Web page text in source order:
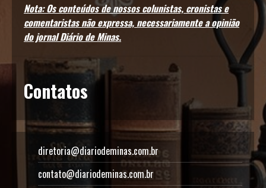
Nota: Os conteúdos de nossos colunistas, cronistas e
comentaristas não expressa, necessariamente a opinião
do jornal Diário de Minas.
Contatos
diretoria@diariodeminas.com.br
contato@diariodeminas.com.br